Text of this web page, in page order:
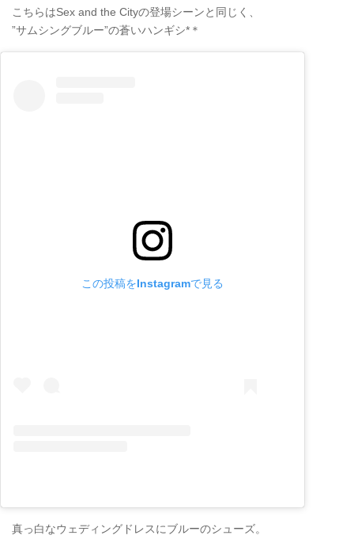
こちらはSex and the Cityの登場シーンと同じく、
”サムシングブルー”の蒼いハンギシ*＊
この投稿をInstagramで見る
真っ白なウェディングドレスにブルーのシューズ。